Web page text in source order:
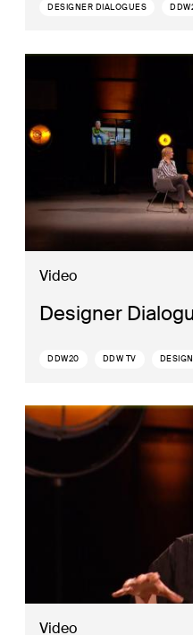
DESIGNER DIALOGUES
Video
Designer
DDW20 DDW TV
Video